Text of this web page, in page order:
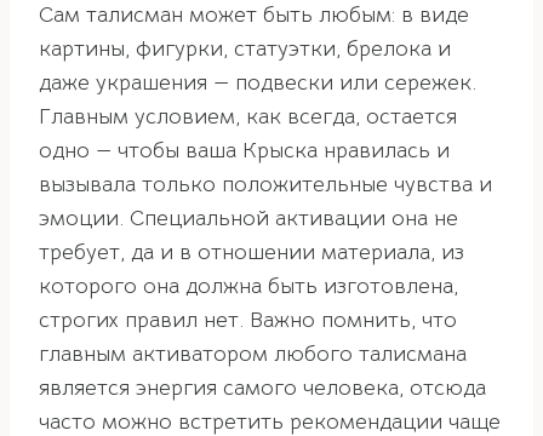
Сам талисман может быть любым: в виде
картины, фигурки, статуэтки, брелока и
даже украшения — подвески или сережек.
Главным условием, как всегда, остается
одно — чтобы ваша Крыска нравилась и
вызывала только положительные чувства и
эмоции. Специальной активации она не
требует, да и в отношении материала, из
которого она должна быть изготовлена,
строгих правил нет. Важно помнить, что
главным активатором любого талисмана
является энергия самого человека, отсюда
часто можно встретить рекомендации чаще